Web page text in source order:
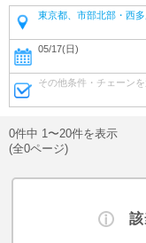
東京都、市部北部・西
05/17(日)
その他条件・チェーン
0件中 1〜20件を表示
(全0ページ)
該